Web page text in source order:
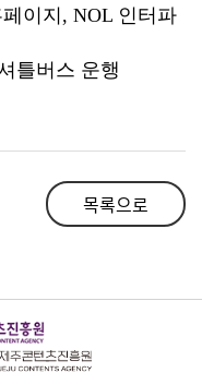
이지, NOL 인터파
틀버스 운행
목록으로